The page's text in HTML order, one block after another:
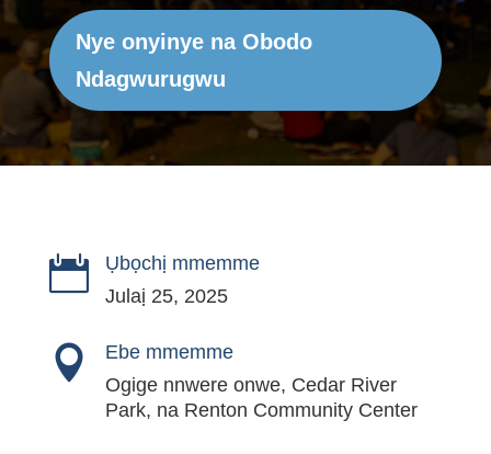
Nye onyinye na Obodo
Ndagwurugwu

Ụbọchị mmemme
Julaị 25, 2025

Ebe mmemme
Ogige nnwere onwe, Cedar River
Park, na Renton Community Center